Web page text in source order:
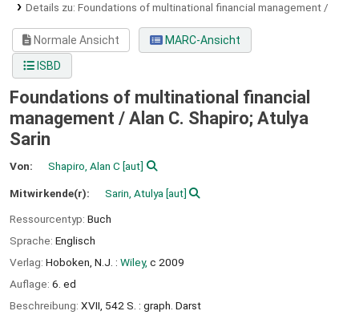
Details zu: Foundations of multinational financial management /
Normale Ansicht
MARC-Ansicht
ISBD
Foundations of multinational financial
management / Alan C. Shapiro; Atulya
Sarin
Von: Shapiro, Alan C [aut]
Mitwirkende(r): Sarin, Atulya [aut]
Ressourcentyp: Buch
Sprache: Englisch
Verlag: Hoboken, N.J. : Wiley, c 2009
Auflage: 6. ed
Beschreibung: XVII, 542 S. : graph. Darst